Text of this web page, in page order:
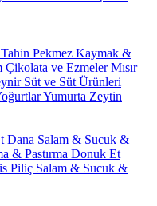
Pekmez Kaymak &
Çikolata ve EzmelerMısır
Süt ve Süt Ürünleri
Yumurta Zeytin
Dana Salam & Sucuk &
& Pastırma Donuk Et
Piliç Salam & Sucuk &